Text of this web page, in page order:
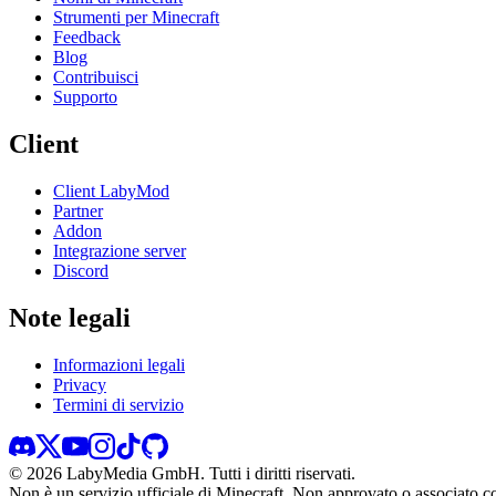
Strumenti per Minecraft
Feedback
Blog
Contribuisci
Supporto
Client
Client LabyMod
Partner
Addon
Integrazione server
Discord
Note legali
Informazioni legali
Privacy
Termini di servizio
© 2026 LabyMedia GmbH. Tutti i diritti riservati.